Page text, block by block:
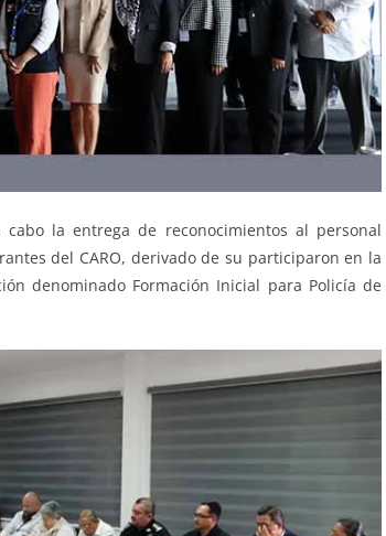
la entrega de reconocimientos al personal
del CARO, derivado de su participaron en la
denominado Formación Inicial para Policía de